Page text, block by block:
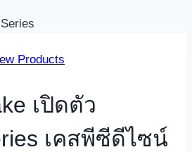
Products
เปิดตัว
เคสพีซีดีไซน์